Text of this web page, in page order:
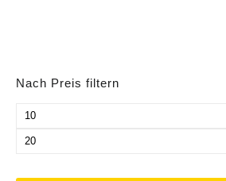
Nach Preis filtern
Min.
Max.